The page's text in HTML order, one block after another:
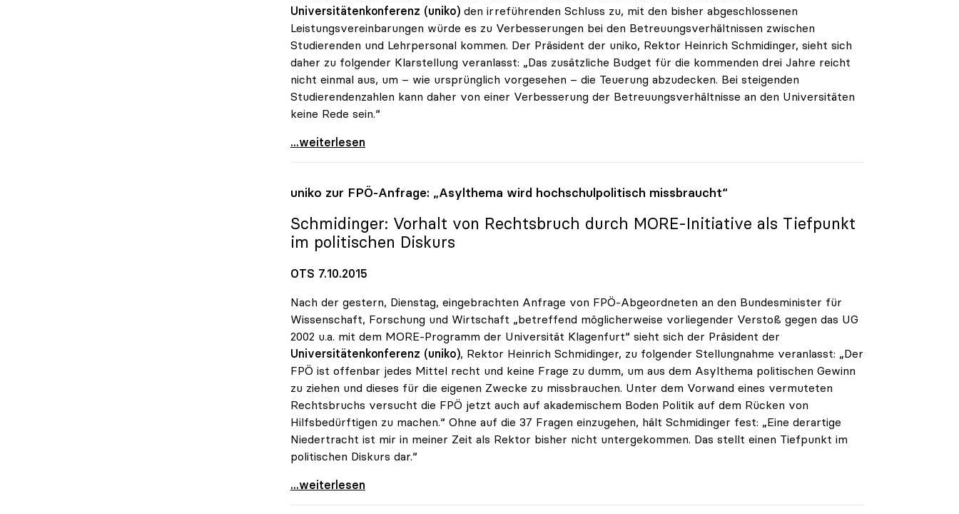
Universitätenkonferenz (uniko) den irreführenden Schluss zu, mit den bisher abgeschlossenen
Leistungsvereinbarungen würde es zu Verbesserungen bei den Betreuungsverhältnissen zwischen
Studierenden und Lehrpersonal kommen. Der Präsident der uniko, Rektor Heinrich Schmidinger, sieht sich
daher zu folgender Klarstellung veranlasst: „Das zusätzliche Budget für die kommenden drei Jahre reicht
nicht einmal aus, um – wie ursprünglich vorgesehen – die Teuerung abzudecken. Bei steigenden
Studierendenzahlen kann daher von einer Verbesserung der Betreuungsverhältnisse an den Universitäten
keine Rede sein.“
Schmidinger: „Von besseren Betreuungsrelationen
...weiterlesen
uniko zur FPÖ-Anfrage: „Asylthema wird hochschulpolitisch missbraucht“
Schmidinger: Vorhalt von Rechtsbruch durch MORE-Initiative als Tiefpunkt
im politischen Diskurs
OTS 7.10.2015
Nach der gestern, Dienstag, eingebrachten Anfrage von FPÖ-Abgeordneten an den Bundesminister für
Wissenschaft, Forschung und Wirtschaft „betreffend möglicherweise vorliegender Verstoß gegen das UG
2002 u.a. mit dem MORE-Programm der Universität Klagenfurt“ sieht sich der Präsident der
Universitätenkonferenz (uniko), Rektor Heinrich Schmidinger, zu folgender Stellungnahme veranlasst: „Der
FPÖ ist offenbar jedes Mittel recht und keine Frage zu dumm, um aus dem Asylthema politischen Gewinn
zu ziehen und dieses für die eigenen Zwecke zu missbrauchen. Unter dem Vorwand eines vermuteten
Rechtsbruchs versucht die FPÖ jetzt auch auf akademischem Boden Politik auf dem Rücken von
Hilfsbedürftigen zu machen.“ Ohne auf die 37 Fragen einzugehen, hält Schmidinger fest: „Eine derartige
Niedertracht ist mir in meiner Zeit als Rektor bisher nicht untergekommen. Das stellt einen Tiefpunkt im
politischen Diskurs dar.“
uniko zur FPÖ-Anfrage: „Asylthema wird
...weiterlesen